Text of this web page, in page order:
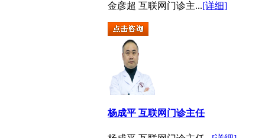
金彦超 互联网门诊主...[详细]
杨成平 互联网门诊主任